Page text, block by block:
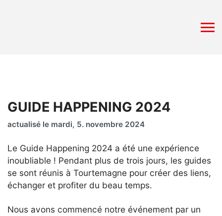
GUIDE HAPPENING 2024
actualisé le mardi, 5. novembre 2024
Le Guide Happening 2024 a été une expérience
inoubliable ! Pendant plus de trois jours, les guides
se sont réunis à Tourtemagne pour créer des liens,
échanger et profiter du beau temps.
Nous avons commencé notre événement par un